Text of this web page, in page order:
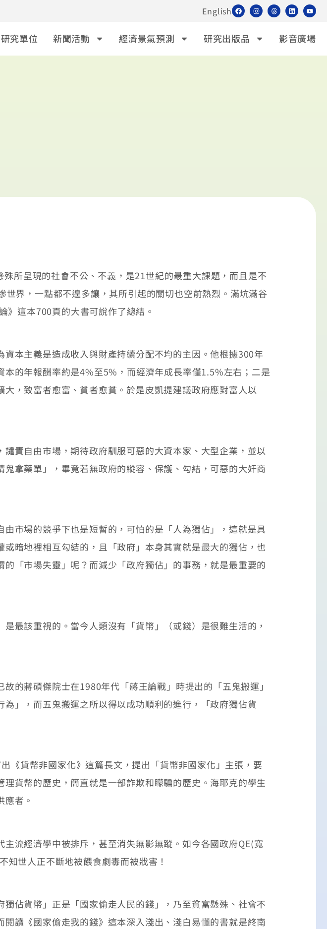
English
研究單位 新聞活動 經濟景氣預測 研究出版品 影音廣場
呈現的社會不公、不義，是21世紀的最重大課題，而且是不
界，一點都不遑多讓，其所引起的關切也空前熱烈。滿坑滿谷
》這本700頁的大書可說作了總結。
本主義是造成收入與財產持續分配不均的主因。他根據300年
的年報酬率約是4%至5%，而經濟年成長率僅1.5%左右；二是
，致富者愈富、貧者愈貧。於是皮凱提建議政府應對富人以
自由市場，期待政府馴服可惡的大資本家、大型企業，並以
拿藥單」，畢竟若無政府的縱容、保護、勾結，可惡的大奸商
場的競爭下也是短暫的，可怕的是「人為獨佔」，這就是具
暗地裡相互勾結的，且「政府」本身其實就是最大的獨佔，也
「市場失靈」呢？而減少「政府獨佔」的事務，就是最重要的
該重視的。當今人類沒有「貨幣」（或錢）是很難生活的，
蔣碩傑院士在1980年代「蔣王論戰」時提出的「五鬼搬運」
」，而五鬼搬運之所以得以成功順利的進行，「政府獨佔貨
貨幣非國家化》這篇長文，提出「貨幣非國家化」主張，要
貨幣的歷史，簡直就是一部詐欺和矇騙的歷史。海耶克的學生
者。
經濟學中被排斥，甚至消失無影無蹤。如今各國政府QE(寬
世人正不斷地被餵食劇毒而被戕害！
貨幣」正是「國家偷走人民的錢」，乃至貧富懸殊、社會不
讀《國家偷走我的錢》這本深入淺出、淺白易懂的書就是終南